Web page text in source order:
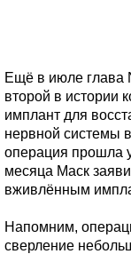
Ещё в июле глава
второй в истории
имплант для
нервной системы
операция прошла
месяца Маск
вживлённым
Напомним,
сверление